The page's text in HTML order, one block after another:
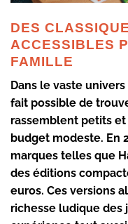
DES
ACCESSIBLES
FAMILLE
Dans le vaste
fait possible de
rassemblent petits et
budget modeste. En
marques telles que
des éditions
euros. Ces versions
richesse ludique des